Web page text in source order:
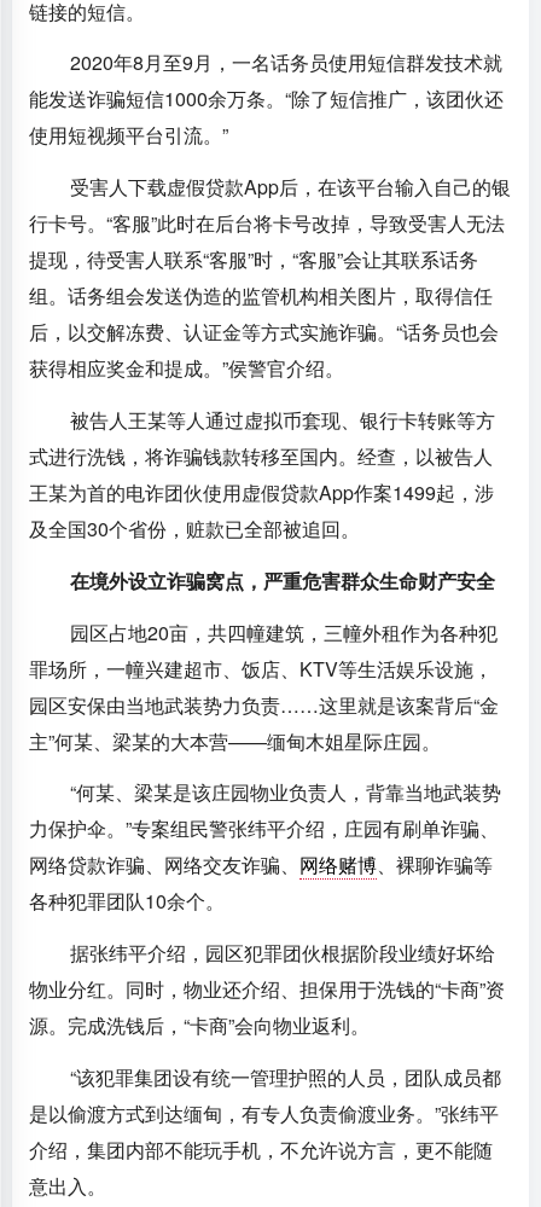
链接的短信。
2020年8月至9月，一名话务员使用短信群发技术就
能发送诈骗短信1000余万条。“除了短信推广，该团伙还
使用短视频平台引流。”
受害人下载虚假贷款App后，在该平台输入自己的银
行卡号。“客服”此时在后台将卡号改掉，导致受害人无法
提现，待受害人联系“客服”时，“客服”会让其联系话务
组。话务组会发送伪造的监管机构相关图片，取得信任
后，以交解冻费、认证金等方式实施诈骗。“话务员也会
获得相应奖金和提成。”侯警官介绍。
被告人王某等人通过虚拟币套现、银行卡转账等方
式进行洗钱，将诈骗钱款转移至国内。经查，以被告人
王某为首的电诈团伙使用虚假贷款App作案1499起，涉
及全国30个省份，赃款已全部被追回。
在境外设立诈骗窝点，严重危害群众生命财产安全
园区占地20亩，共四幢建筑，三幢外租作为各种犯
罪场所，一幢兴建超市、饭店、KTV等生活娱乐设施，
园区安保由当地武装势力负责……这里就是该案背后“金
主”何某、梁某的大本营——缅甸木姐星际庄园。
“何某、梁某是该庄园物业负责人，背靠当地武装势
力保护伞。”专案组民警张纬平介绍，庄园有刷单诈骗、
网络贷款诈骗、网络交友诈骗、 网络赌博、裸聊诈骗等
各种犯罪团队10余个。
据张纬平介绍，园区犯罪团伙根据阶段业绩好坏给
物业分红。同时，物业还介绍、担保用于洗钱的“卡商”资
源。完成洗钱后，“卡商”会向物业返利。
“该犯罪集团设有统一管理护照的人员，团队成员都
是以偷渡方式到达缅甸，有专人负责偷渡业务。”张纬平
介绍，集团内部不能玩手机，不允许说方言，更不能随
意出入。